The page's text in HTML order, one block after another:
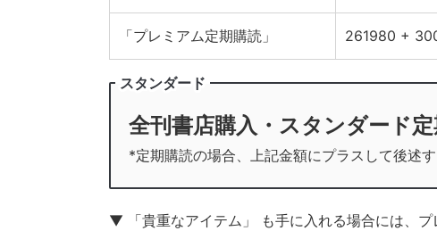
「プレミアム定期購読」 261980 +
スタンダード
全刊書店購入・スタンダード
*定期購読の場合、上記金額にプラスして後述
▼ 「貴重なアイテム」 も手に入れる場合には、プ